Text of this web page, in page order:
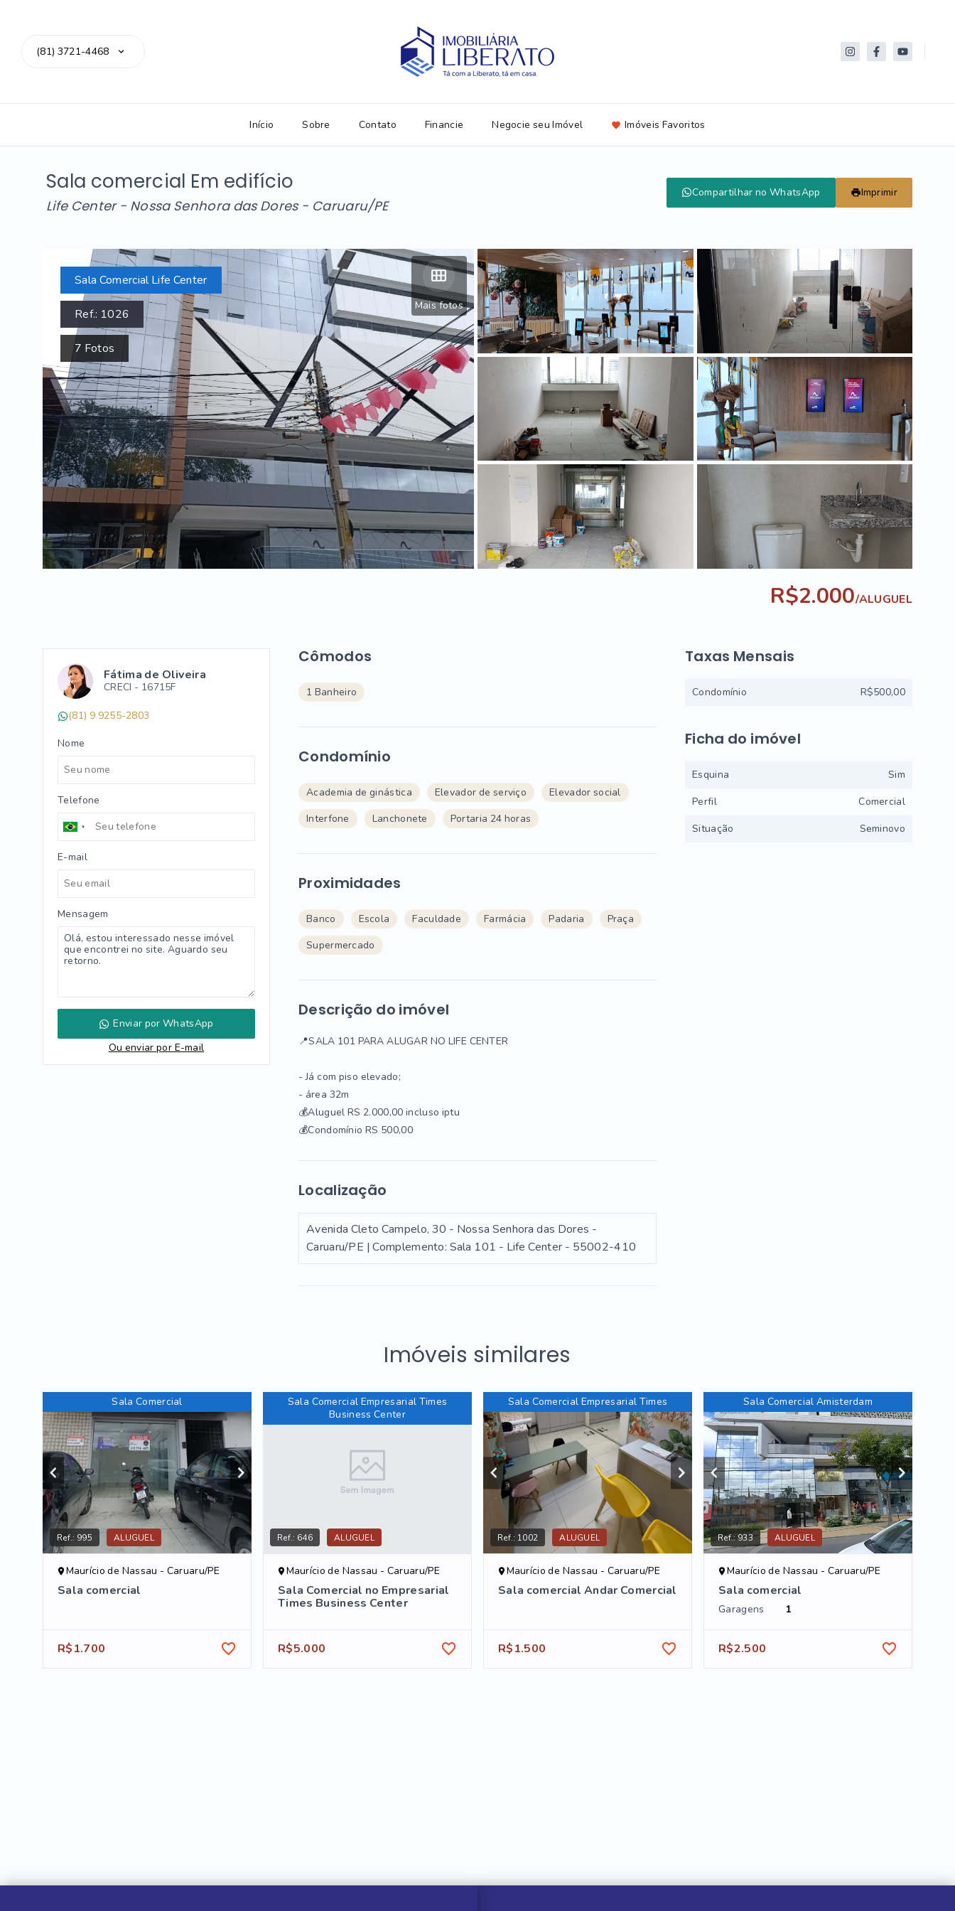
(81) 3721-4468
Início Sobre Contato Financie Negocie seu Imóvel Imóveis Favoritos
Sala comercial Em edifício
Life Center - Nossa Senhora das Dores - Caruaru/PE
Compartilhar no WhatsApp Imprimir
Mais fotos
Sala Comercial Life Center
Ref.: 1026
7 Fotos
R$2.000/ALUGUEL
Fátima de Oliveira
CRECI - 16715F
(81) 9 9255-2803
Nome
Telefone
E-mail
Mensagem
Enviar por WhatsApp
Ou enviar por E-mail
Cômodos
1 Banheiro
Condomínio
Academia de ginástica Elevador de serviço
Elevador social
Interfone
Lanchonete Portaria 24 horas
Proximidades
Banco Escola Faculdade Farmácia Padaria
Praça
Supermercado
Descrição do imóvel
📍SALA 101 PARA ALUGAR NO LIFE CENTER
- ⁠Já com piso elevado;
- área 32m
💰Aluguel RS 2.000,00 incluso iptu
💰Condomínio RS 500,00
Localização
Avenida Cleto Campelo, 30 - Nossa Senhora das Dores -
Caruaru/PE | Complemento: Sala 101 - Life Center - 55002-410
Taxas Mensais
Condomínio R$500,00
Ficha do imóvel
Esquina
Sim
Perfil
Comercial
Situação
Seminovo
Imóveis similares
Sala Comercial
Ref.: 995 ALUGUEL
Maurício de Nassau - Caruaru/PE
Sala comercial
R$1.700
Sala Comercial Empresarial Times
Business Center
Ref.: 646 ALUGUEL
Maurício de Nassau - Caruaru/PE
Sala Comercial no Empresarial
Times Business Center
R$5.000
Sala Comercial Empresarial Times
Ref.: 1002 ALUGUEL
Maurício de Nassau - Caruaru/PE
Sala comercial Andar Comercial
R$1.500
Sala Comercial Amisterdam
Ref.:933 ALUGUEL
Maurício de Nassau - Caruaru/PE
Sala comercial
Garagens 1
R$2.500